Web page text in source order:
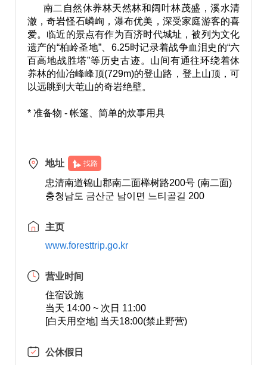
南二自然休养林天然林和阔叶林茂盛，溪水清
澈，奇岩怪石嶙峋，瀑布优美，深受家庭游客的喜
爱。临近的景点有作为百济时代城址，被列为文化
遗产的“柏岭圣地”、6.25时记录着战争血泪史的“六
百高地战胜塔”等历史古迹。山间有通往环绕着休
养林的仙冶峰峰顶(729m)的登山路，登上山顶，可
以远眺到大芚山的奇岩绝壁。
* 准备物 - 帐篷、简单的炊事用具
地址 找路
忠清南道锦山郡南二面榉树路200号 (南二面)
충청남도 금산군 남이면 느티골길 200
主页
www.foresttrip.go.kr
营业时间
住宿设施
当天 14:00 ~ 次日 11:00
[白天用空地] 当天18:00(禁止野营)
公休假日